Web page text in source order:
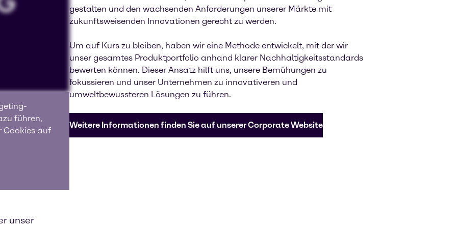
führen,
Cookies auf
gestalten und den wachsenden Anforderungen unserer Märkte mit
zukunftsweisenden Innovationen gerecht zu werden.
Um auf Kurs zu bleiben, haben wir eine Methode entwickelt, mit der wir
unser gesamtes Produktportfolio anhand klarer Nachhaltigkeitsstandards
bewerten können. Dieser Ansatz hilft uns, unsere Bemühungen zu
fokussieren und unser Unternehmen zu innovativeren und
umweltbewussteren Lösungen zu führen.
Weitere Informationen finden Sie auf unserer Corporate Website
unser